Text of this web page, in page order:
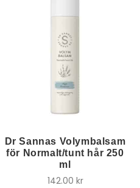
Dr Sannas Volymbalsam
för Normalt/tunt hår 250
ml
142.00 kr